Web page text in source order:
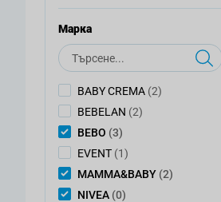
Mарка
BABY CREMA (2)
BEBELAN (2)
BEBO (3)
EVENT (1)
MAMMA&BABY (2)
NIVEA (0)